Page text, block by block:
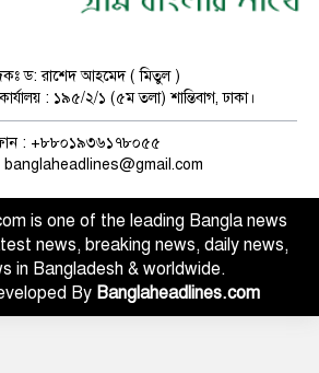
বিভেদ চলতে থাকলে হাসিনা প্যারাসুট
ফ্যাসিস্টদের ফটোকপি বিএনপির মধ্যে
দেখতে পাচ্ছি : জামায়াত আমির
দুবাইয়ে বেনজীরের জামিন বাতিলে কাজ
করছে সরকার
ড: রাশেদ আহমেদ ( মিতুল )
: ১৯৫/২/১ (৫ম তলা) শান্তিবাগ, ঢাকা।
: +৮৮০১৯৩৬১৭৮০৫৫
banglaheadlines@gmail.com
is one of the leading Bangla news
news, breaking news, daily news,
in Bangladesh & worldwide.
By Banglaheadlines.com